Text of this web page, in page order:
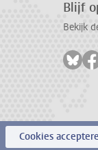
Blijf
Bekijk
Cookies